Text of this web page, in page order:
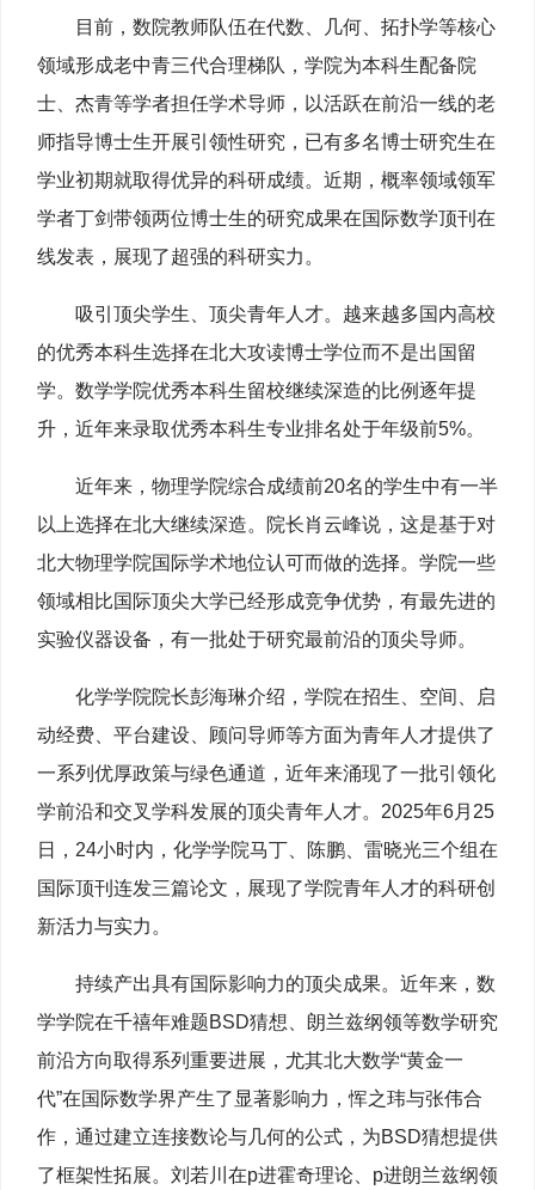
目前，数院教师队伍在代数、几何、拓扑学等核心
领域形成老中青三代合理梯队，学院为本科生配备院
士、杰青等学者担任学术导师，以活跃在前沿一线的老
师指导博士生开展引领性研究，已有多名博士研究生在
学业初期就取得优异的科研成绩。近期，概率领域领军
学者丁剑带领两位博士生的研究成果在国际数学顶刊在
线发表，展现了超强的科研实力。
吸引顶尖学生、顶尖青年人才。越来越多国内高校
的优秀本科生选择在北大攻读博士学位而不是出国留
学。数学学院优秀本科生留校继续深造的比例逐年提
升，近年来录取优秀本科生专业排名处于年级前5%。
近年来，物理学院综合成绩前20名的学生中有一半
以上选择在北大继续深造。院长肖云峰说，这是基于对
北大物理学院国际学术地位认可而做的选择。学院一些
领域相比国际顶尖大学已经形成竞争优势，有最先进的
实验仪器设备，有一批处于研究最前沿的顶尖导师。
化学学院院长彭海琳介绍，学院在招生、空间、启
动经费、平台建设、顾问导师等方面为青年人才提供了
一系列优厚政策与绿色通道，近年来涌现了一批引领化
学前沿和交叉学科发展的顶尖青年人才。2025年6月25
日，24小时内，化学学院马丁、陈鹏、雷晓光三个组在
国际顶刊连发三篇论文，展现了学院青年人才的科研创
新活力与实力。
持续产出具有国际影响力的顶尖成果。近年来，数
学学院在千禧年难题BSD猜想、朗兰兹纲领等数学研究
前沿方向取得系列重要进展，尤其北大数学“黄金一
代”在国际数学界产生了显著影响力，恽之玮与张伟合
作，通过建立连接数论与几何的公式，为BSD猜想提供
了框架性拓展。刘若川在p进霍奇理论、p进朗兰兹纲领